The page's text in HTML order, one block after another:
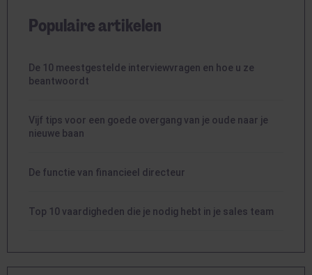
Populaire artikelen
De 10 meestgestelde interviewvragen en hoe u ze
beantwoordt
Vijf tips voor een goede overgang van je oude naar je
nieuwe baan
De functie van financieel directeur
Top 10 vaardigheden die je nodig hebt in je sales team